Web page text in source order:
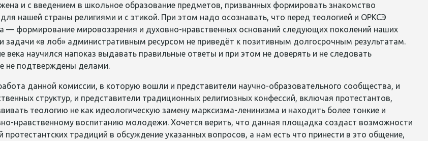
и с введением в школьное образование предметов, призванных формировать знакомство
нашей страны религиями и с этикой. При этом надо осознавать, что перед теологией и ОРКСЭ
— формирование мировоззрения и духовно-нравственных оснований следующих поколений наших
задачи «в лоб» административным ресурсом не приведёт к позитивным долгосрочным результатам.
века научился напоказ выдавать правильные ответы и при этом не доверять и не следовать
не подтверждены делами.
данной комиссии, в которую вошли и представители научно-образовательного сообщества, и
структур, и представители традиционных религиозных конфессий, включая протестантов,
теологию не как идеологическую замену марксизма-ленинизма и находить более тонкие и
нравственному воспитанию молодежи. Хочется верить, что данная площадка создаст возможности
традиций в обсуждение указанных вопросов, а нам есть что принести в это общение,